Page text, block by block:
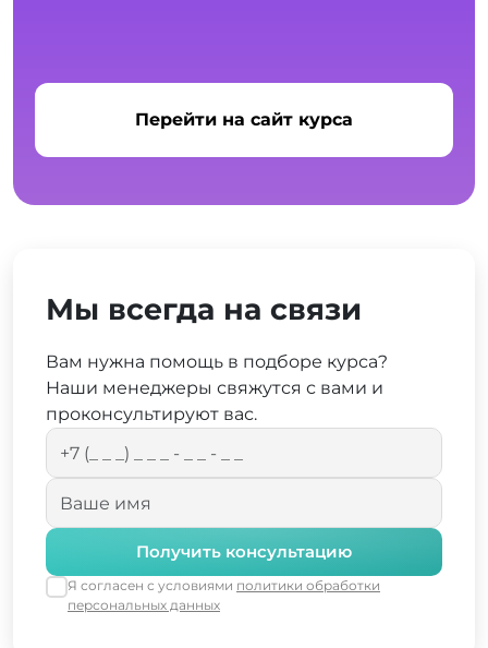
Перейти на сайт курса
Мы всегда на связи
Вам нужна помощь в подборе курса?
Наши менеджеры свяжутся с вами и
проконсультируют вас.
Получить консультацию
Я согласен с условиями политики обработки
персональных данных